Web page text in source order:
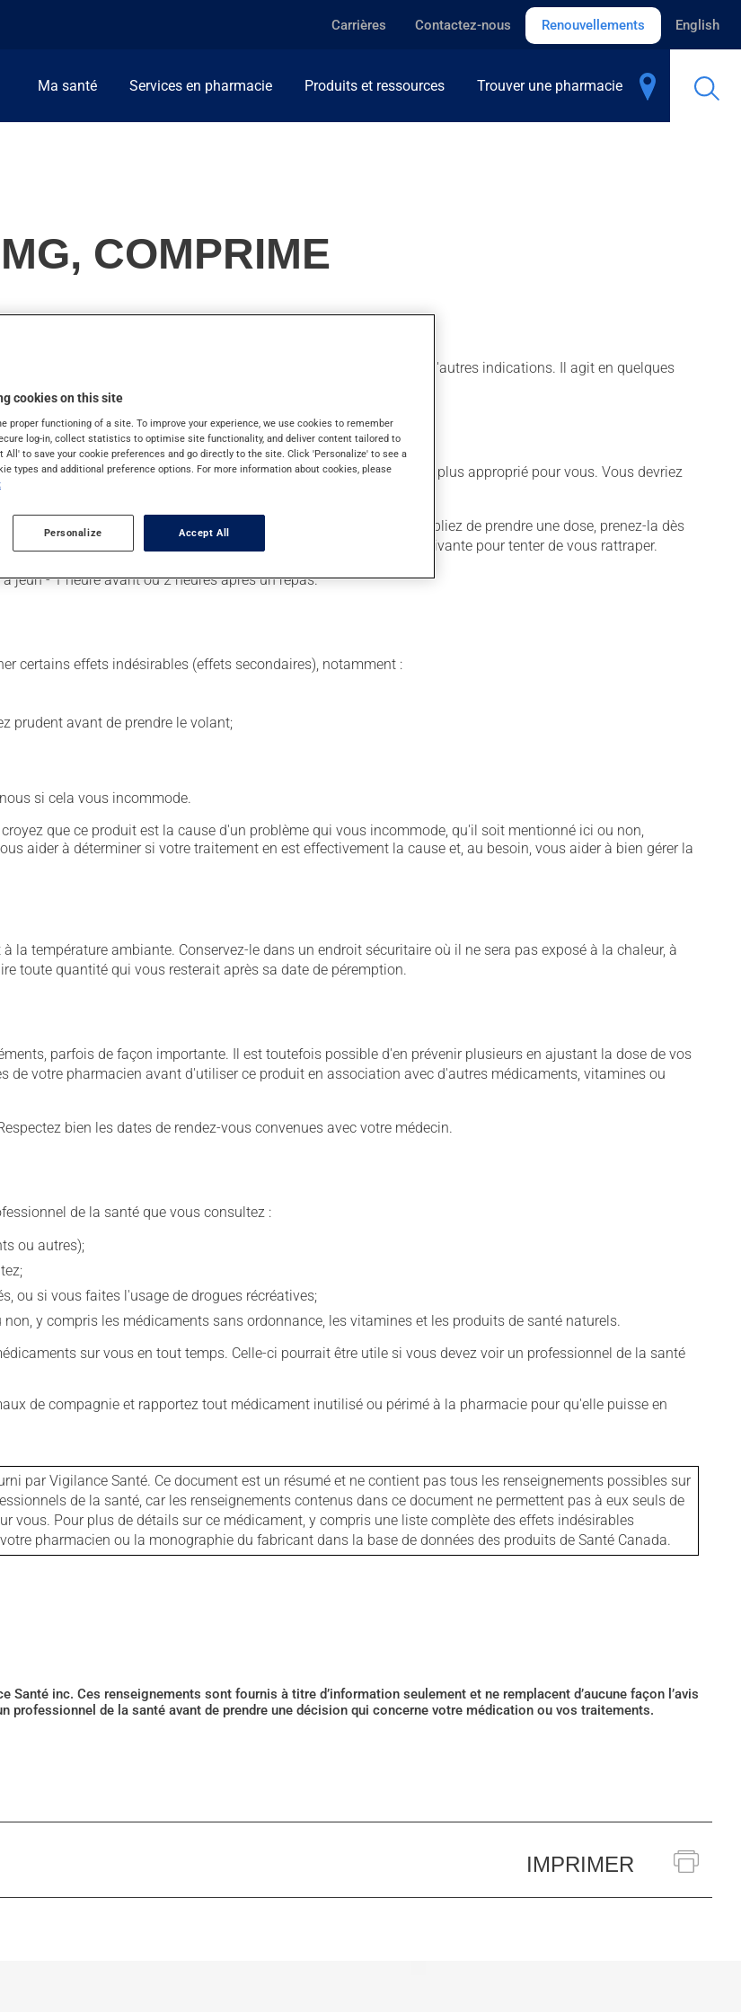
Carrières Contactez-nous Renouvellements English
Ma santé Services en pharmacie Produits et ressources Trouver une pharmacie
COMPRIME
ou pour diminuer la tension artérielle. On l'emploie aussi pour d'autres indications. Il agit en quelques
que votre pharmacien vous ait indiqué un horaire différent qui est plus approprié pour vous. Vous devriez
de la journée.
et continue. Assurez-vous de ne jamais en manquer. Si vous oubliez de prendre une dose, prenez-la dès
simplement tomber la dose oubliée. Ne doublez pas la dose suivante pour tenter de vous rattraper.
jeun - 1 heure avant ou 2 heures après un repas.
certains effets indésirables (effets secondaires), notamment :
prudent avant de prendre le volant;
si cela vous incommode.
que ce produit est la cause d'un problème qui vous incommode, qu'il soit mentionné ici ou non,
aider à déterminer si votre traitement en est effectivement la cause et, au besoin, vous aider à bien gérer la
la température ambiante. Conservez-le dans un endroit sécuritaire où il ne sera pas exposé à la chaleur, à
toute quantité qui vous resterait après sa date de péremption.
parfois de façon importante. Il est toutefois possible d'en prévenir plusieurs en ajustant la dose de vos
de votre pharmacien avant d'utiliser ce produit en association avec d'autres médicaments, vitamines ou
bien les dates de rendez-vous convenues avec votre médecin.
de la santé que vous consultez :
ou autres);
ou si vous faites l'usage de drogues récréatives;
y compris les médicaments sans ordonnance, les vitamines et les produits de santé naturels.
sur vous en tout temps. Celle-ci pourrait être utile si vous devez voir un professionnel de la santé
de compagnie et rapportez tout médicament inutilisé ou périmé à la pharmacie pour qu'elle puisse en
par Vigilance Santé. Ce document est un résumé et ne contient pas tous les renseignements possibles sur
de la santé, car les renseignements contenus dans ce document ne permettent pas à eux seuls de
vous. Pour plus de détails sur ce médicament, y compris une liste complète des effets indésirables
pharmacien ou la monographie du fabricant dans la base de données des produits de Santé Canada.
inc. Ces renseignements sont fournis à titre d’information seulement et ne remplacent d’aucune façon l’avis
de la santé avant de prendre une décision qui concerne votre médication ou vos traitements.
IMPRIMER
cookies on this site
proper functioning of a site. To improve your experience, we use cookies to remember
log-in, collect statistics to optimise site functionality, and deliver content tailored to
All' to save your cookie preferences and go directly to the site. Click 'Personalize' to see a
types and additional preference options. For more information about cookies, please
Personalize Accept All